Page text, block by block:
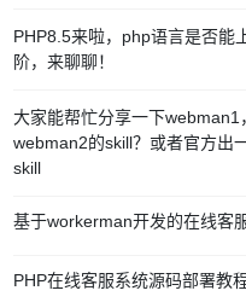
PHP8.5来啦，php语言是否能
阶，来聊聊！
大家能帮忙分享一下webman1
webman2的skill？或者官方出
skill
基于workerman开发的在线客
PHP在线客服系统源码部署教